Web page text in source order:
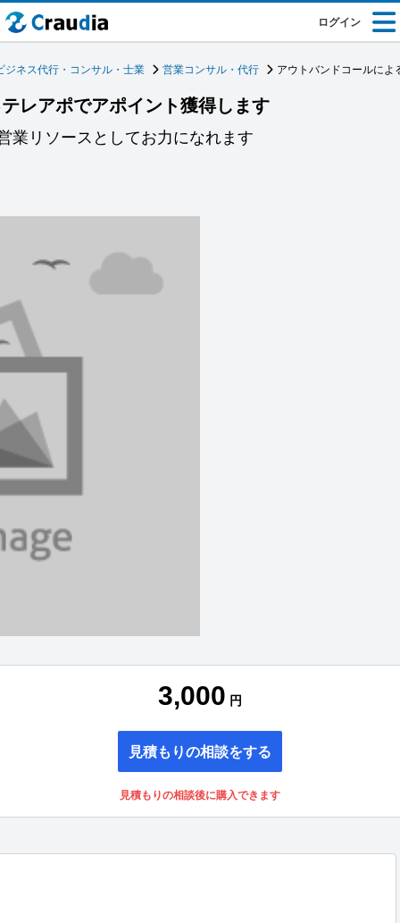
ログイン
ジネス代行・コンサル・士業 営業コンサル・代行 アウトバンドコールによ
レアポでアポイント獲得します
業リソースとしてお力になれます
3,000 円
見積もりの相談をする
見積もりの相談後に購入できます